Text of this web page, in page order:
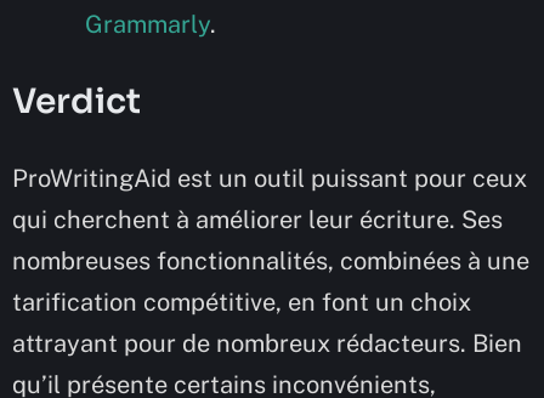
Grammarly.
Verdict
ProWritingAid est un outil puissant pour ceux
qui cherchent à améliorer leur écriture. Ses
nombreuses fonctionnalités, combinées à une
tarification compétitive, en font un choix
attrayant pour de nombreux rédacteurs. Bien
qu’il présente certains inconvénients,